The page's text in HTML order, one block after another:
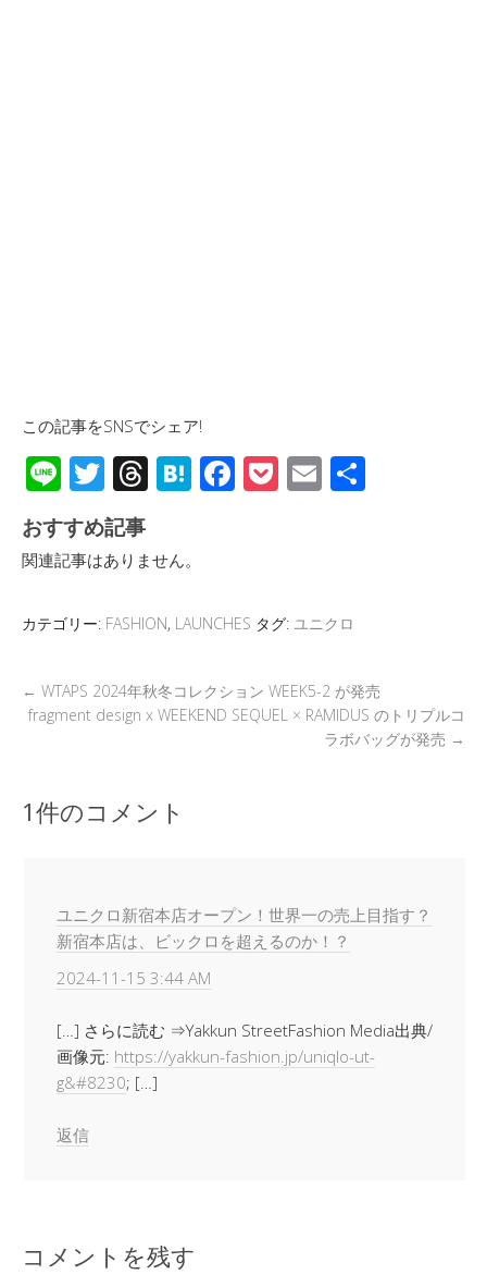
この記事をSNSでシェア!
Li
n
e
T
wi
tt
er
T
hr
e
a
d
H
at
a
F
ac
o
k
P
o
E
m
おすすめ記事
関連記事はありません。
カテゴリー: FASHION, LAUNCHES タグ: ユニクロ
← WTAPS 2024年秋冬コレクション WEEK5-2 が発売
fragment design x WEEKEND SEQUEL × RAMIDUS のトリプルコ
ラボバッグが発売 →
1件のコメント
ユニクロ新宿本店オープン！世界一の売上目指す？
新宿本店は、ビックロを超えるのか！？
2024-11-15 3:44 AM
[…] さらに読む ⇒Yakkun StreetFashion Media出典/
画像元: https://yakkun-fashion.jp/uniqlo-ut-
g&#8230; […]
返信
コメントを残す